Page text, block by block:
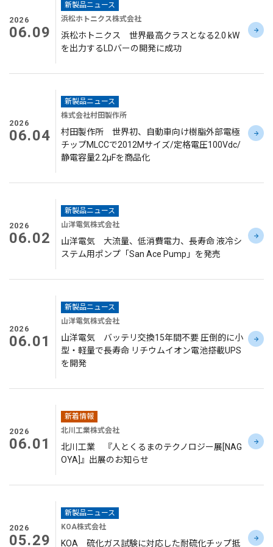
2026
06.09
新製品ニュース
浜松ホトニクス株式会社
浜松ホトニクス 世界最高クラスとなる2.0 kW
を出力するLDバーの開発に成功
2026
06.04
新製品ニュース
株式会社村田製作所
村田製作所 世界初、自動車向け樹脂外部電極
チップMLCCで2012Mサイズ/定格電圧100Vdc/
静電容量2.2μFを商品化
2026
06.02
新製品ニュース
山洋電気株式会社
山洋電気 大流量、低消費電力、長寿命 液冷シ
ステム用ポンプ「San Ace Pump」を発売
2026
06.01
新製品ニュース
山洋電気株式会社
山洋電気 バッテリ交換15年間不要 圧倒的に小
型・軽量で長寿命 リチウムイオン電池搭載UPS
を開発
2026
06.01
新着情報
北川工業株式会社
北川工業 『人とくるまのテクノロジー展[NAG
OYA]』出展のお知らせ
2026
05.29
新製品ニュース
KOA株式会社
KOA 硫化ガス試験に対応した耐硫化チップ抵